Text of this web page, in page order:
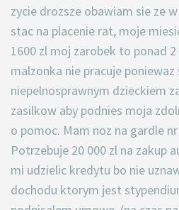
zycie drozsze obawiam sie ze
stac na placenie rat, moje
1600 zl moj zarobek to ponad
malzonka nie pracuje
niepelnosprawnym dzieckiem
zasilkow aby podnies moja
o pomoc. Mam noz na gardle
Potrzebuje 20 000 zl na zakup
mi udzielic kredytu bo nie
dochodu ktorym jest